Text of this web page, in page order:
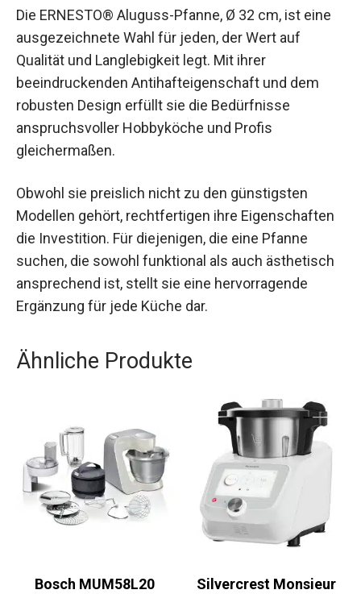
Die ERNESTO® Aluguss-Pfanne, Ø 32 cm, ist eine
ausgezeichnete Wahl für jeden, der Wert auf
Qualität und Langlebigkeit legt. Mit ihrer
beeindruckenden Antihafteigenschaft und dem
robusten Design erfüllt sie die Bedürfnisse
anspruchsvoller Hobbyköche und Profis
gleichermaßen.
Obwohl sie preislich nicht zu den günstigsten
Modellen gehört, rechtfertigen ihre Eigenschaften
die Investition. Für diejenigen, die eine Pfanne
suchen, die sowohl funktional als auch ästhetisch
ansprechend ist, stellt sie eine hervorragende
Ergänzung für jede Küche dar.
Ähnliche Produkte
Bosch MUM58L20
Silvercrest Monsieur